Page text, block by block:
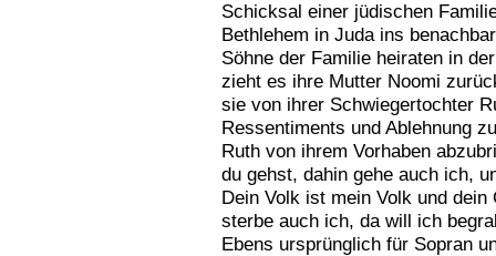
Schicksal einer jüdischen
Bethlehem in Juda ins
Söhne der Familie heiraten in
zieht es ihre Mutter Noomi
sie von ihrer Schwiegertochter
Ressentiments und Ablehnung
Ruth von ihrem Vorhaben
du gehst, dahin gehe auch ich,
Dein Volk ist mein Volk und
sterbe auch ich, da will ich
Ebens ursprünglich für Sopran